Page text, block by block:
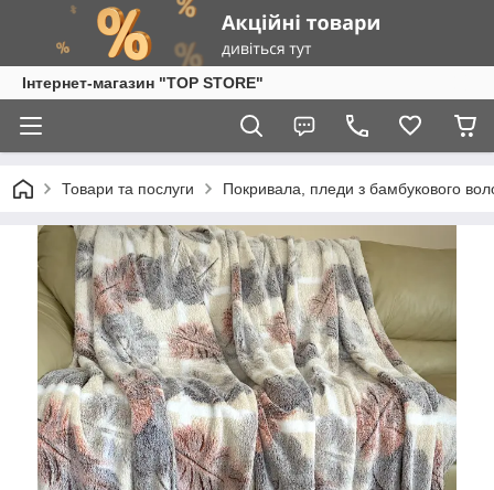
Інтернет-магазин "TOP STORE"
Товари та послуги Покривала, пледи з бамбукового